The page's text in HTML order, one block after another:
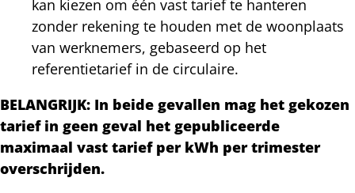
kan kiezen om één vast tarief te hanteren
zonder rekening te houden met de woonplaats
van werknemers, gebaseerd op het
referentietarief in de circulaire.
BELANGRIJK: In beide gevallen mag het gekozen
tarief in geen geval het gepubliceerde
maximaal vast tarief per kWh per trimester
overschrijden.